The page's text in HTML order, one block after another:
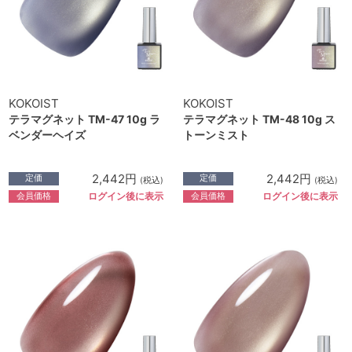
KOKOIST
テラマグネット TM-47 10g ラ
ベンダーヘイズ
定価 2,442円 (税込)
会員価格 ログイン後に表示
KOKOIST
テラマグネット TM-48 10g ス
トーンミスト
定価 2,442円 (税込)
会員価格 ログイン後に表示